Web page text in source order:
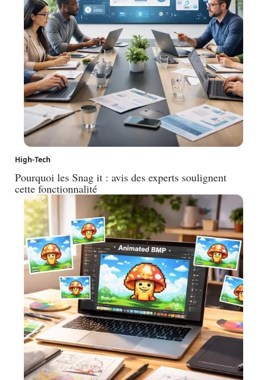
High-Tech
Pourquoi les Snag it : avis des experts soulignent
cette fonctionnalité